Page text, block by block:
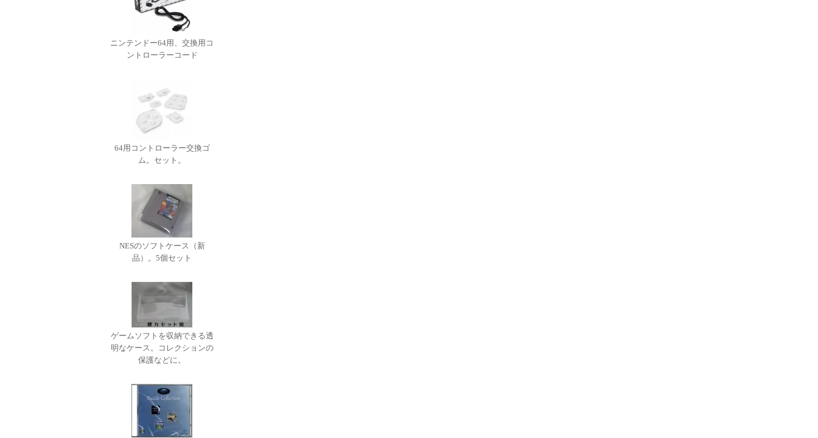
ニンテンドー64用、交換用コ
ントローラーコード
64用コントローラー交換ゴ
ム。セット。
NESのソフトケース（新
品）。5個セット
ゲームソフトを収納できる透
明なケース。コレクションの
保護などに。